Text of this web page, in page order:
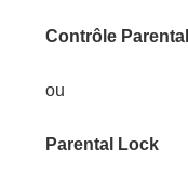
Contrôle Parental
ou
Parental Lock